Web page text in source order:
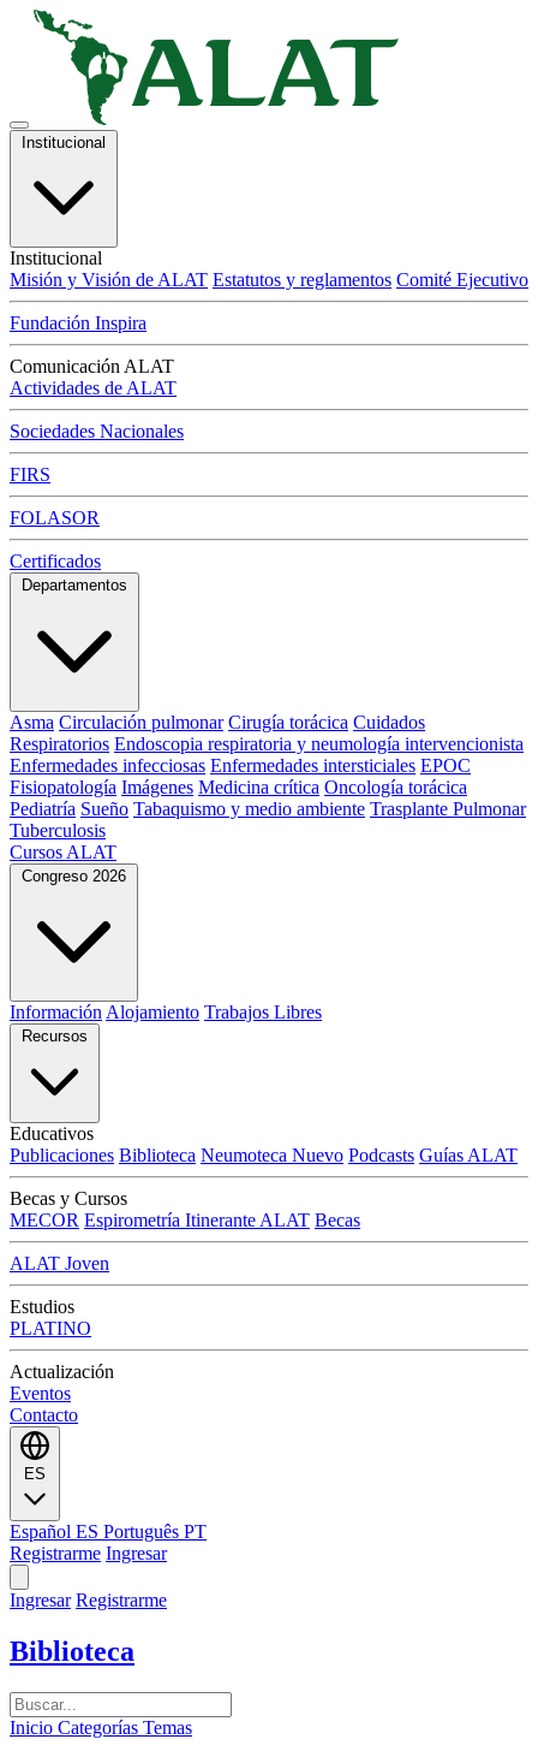
Institucional
Institucional
Misión y Visión de ALAT Estatutos y reglamentos Comité Ejecutivo
Fundación Inspira
Comunicación ALAT
Actividades de ALAT
Sociedades Nacionales
FIRS
FOLASOR
Certificados
Departamentos
Asma Circulación pulmonar Cirugía torácica Cuidados
Respiratorios Endoscopia respiratoria y neumología intervencionista
Enfermedades infecciosas Enfermedades intersticiales EPOC
Fisiopatología Imágenes Medicina crítica Oncología torácica
Pediatría Sueño Tabaquismo y medio ambiente Trasplante Pulmonar
Tuberculosis
Cursos ALAT
Congreso 2026
Información Alojamiento Trabajos Libres
Recursos
Educativos
Publicaciones Biblioteca Neumoteca Nuevo Podcasts Guías ALAT
Becas y Cursos
MECOR Espirometría Itinerante ALAT Becas
ALAT Joven
Estudios
PLATINO
Actualización
Eventos
Contacto
ES
Español ES Português PT
Registrarme Ingresar
Ingresar Registrarme
Biblioteca
Inicio Categorías Temas